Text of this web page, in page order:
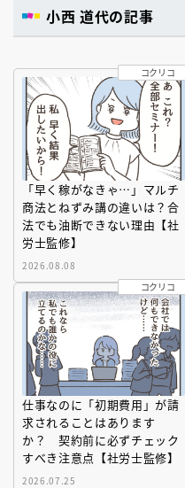
小西 道代の記事
コクリコ
「早く稼がなきゃ…」マルチ
商法とねずみ講の違いは？合
法でも油断できない理由【社
労士監修】
2026.08.08
コクリコ
仕事なのに「初期費用」が請
求されることはあります
か？ 契約前に必ずチェック
すべき注意点【社労士監修】
2026.07.25